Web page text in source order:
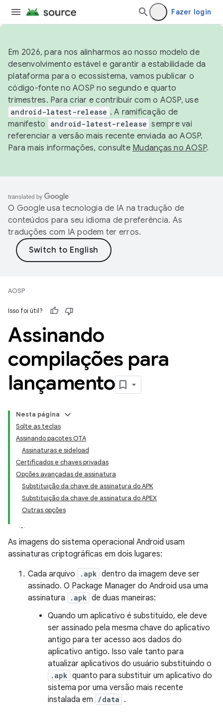
Fazer login
Em 2026, para nos alinharmos ao nosso modelo de
desenvolvimento estável e garantir a estabilidade da
plataforma para o ecossistema, vamos publicar o
código-fonte no AOSP no segundo e quarto
trimestres. Para criar e contribuir com o AOSP, use
android-latest-release . A ramificação de
manifesto
android-latest-release sempre vai
referenciar a versão mais recente enviada ao AOSP.
Para mais informações, consulte Mudanças no AOSP.
O Google usa tecnologia de IA na tradução de
conteúdos para seu idioma de preferência. As
traduções com IA podem ter erros.
AOSP
Isso foi útil?
Assinando
compilações para
lançamento
Nesta página
Solte as teclas
Assinando pacotes OTA
Assinaturas e sideload
Certificados e chaves privadas
Opções avançadas de assinatura
Substituição da chave de assinatura do APK
Substituição da chave de assinatura do APEX
Outras opções
As imagens do sistema operacional Android usam
assinaturas criptográficas em dois lugares:
Cada arquivo
.apk dentro da imagem deve ser
assinado. O Package Manager do Android usa uma
assinatura
.apk de duas maneiras:
Quando um aplicativo é substituído, ele deve
ser assinado pela mesma chave do aplicativo
antigo para ter acesso aos dados do
aplicativo antigo. Isso vale tanto para
atualizar aplicativos do usuário substituindo o
.apk quanto para substituir um aplicativo do
sistema por uma versão mais recente
instalada em
/data .